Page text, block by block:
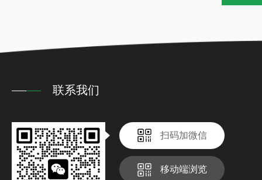
联系我们
扫码加微信
移动端浏览